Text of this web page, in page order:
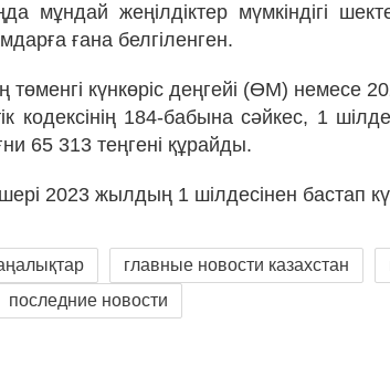
мұндай жеңілдіктер мүмкіндігі
ғана белгіленген.
төменгі күнкөріс деңгейі (ӨМ) немесе
кодексінің 184-бабына сәйкес, 1
65 313 ​​теңгені құрайды.
2023 жылдың 1 шілдесінен бастап
главные новости казахстан
последние новости